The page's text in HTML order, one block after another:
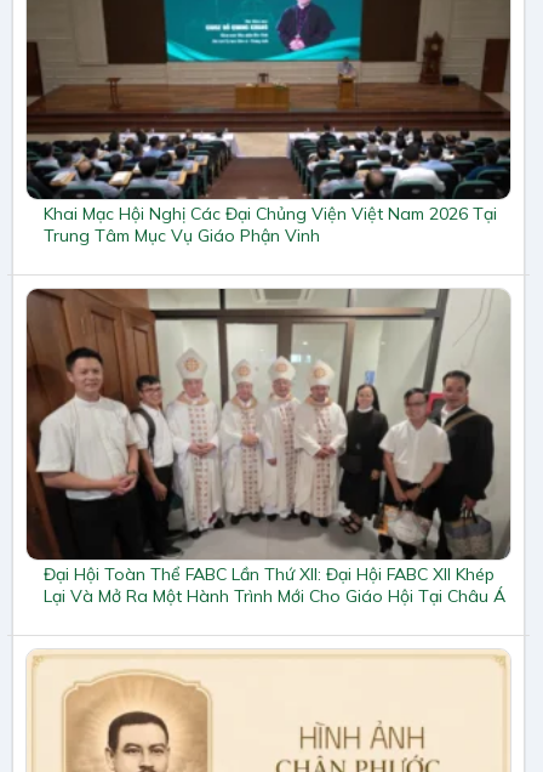
Khai Mạc Hội Nghị Các Đại Chủng Viện Việt Nam 2026 Tại
Trung Tâm Mục Vụ Giáo Phận Vinh
Đại Hội Toàn Thể FABC Lần Thứ XII: Đại Hội FABC XII Khép
Lại Và Mở Ra Một Hành Trình Mới Cho Giáo Hội Tại Châu Á